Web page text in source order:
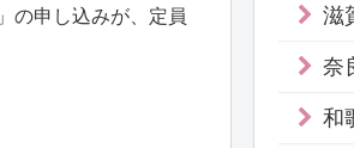
の申し込みが、定員 滋
奈
和